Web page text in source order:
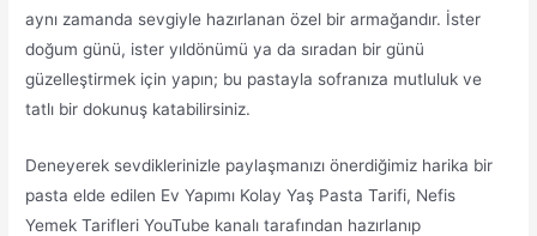
aynı zamanda sevgiyle hazırlanan özel bir armağandır. İster
doğum günü, ister yıldönümü ya da sıradan bir günü
güzelleştirmek için yapın; bu pastayla sofranıza mutluluk ve
tatlı bir dokunuş katabilirsiniz.
Deneyerek sevdiklerinizle paylaşmanızı önerdiğimiz harika bir
pasta elde edilen Ev Yapımı Kolay Yaş Pasta Tarifi, Nefis
Yemek Tarifleri YouTube kanalı tarafından hazırlanıp